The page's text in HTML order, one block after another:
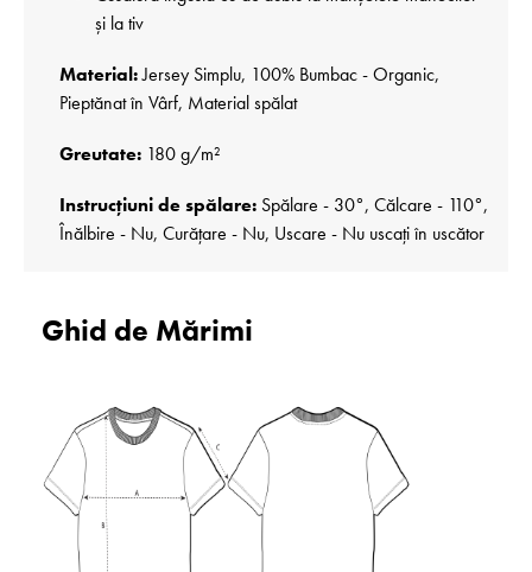
și la tiv
Material:Jersey Simplu, 100% Bumbac - Organic,
Pieptănat în Vârf, Material spălat
Greutate: 180 g/m²
Instrucțiuni de spălare: Spălare - 30°, Călcare - 110°,
Înălbire - Nu, Curățare - Nu, Uscare - Nu uscați în uscător
Ghid de Mărimi